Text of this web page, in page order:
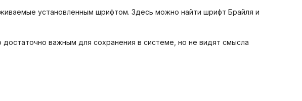
установленным шрифтом. Здесь можно найти шрифт Брайля и
важным для сохранения в системе, но не видят смысла